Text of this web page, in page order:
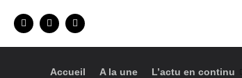
Accueil A la une L’actu en continu